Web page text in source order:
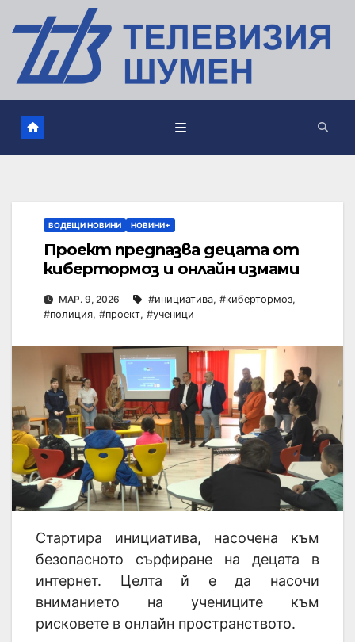
ВОДЕЩИ НОВИНИ НОВИНИ+
Проект предпазва децата от
кибертормоз и онлайн измами
МАР. 9, 2026 #инициатива, #кибертормоз,
#полиция, #проект, #ученици
Стартира инициатива, насочена към
безопасното сърфиране на децата в
интернет. Целта й е да насочи
вниманието на учениците към
рисковете в онлайн пространството.